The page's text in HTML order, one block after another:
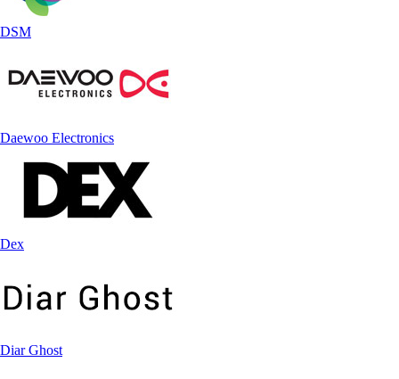
DSM
Daewoo Electronics
Dex
Diar Ghost